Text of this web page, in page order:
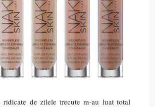
ridicate de zilele trecute m-au luat total